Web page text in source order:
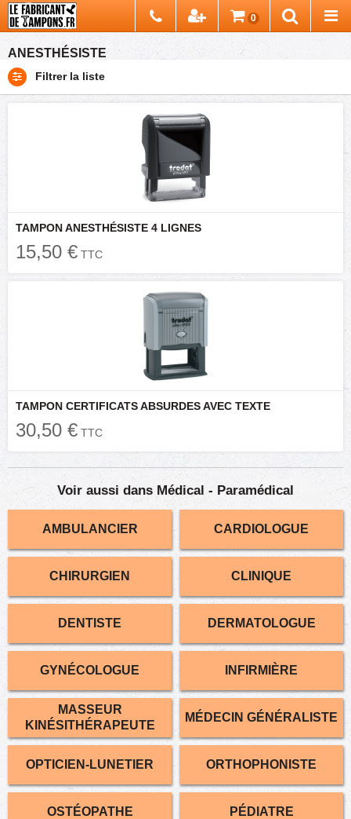
ANESTHÉSISTE
Filtrer la liste
TAMPON ANESTHÉSISTE 4 LIGNES
15,50 € TTC
TAMPON CERTIFICATS ABSURDES AVEC TEXTE
30,50 € TTC
Voir aussi dans Médical - Paramédical
AMBULANCIER CARDIOLOGUE
CHIRURGIEN CLINIQUE
DENTISTE DERMATOLOGUE
GYNÉCOLOGUE INFIRMIÈRE
MASSEUR
KINÉSITHÉRAPEUTE
MÉDECIN GÉNÉRALISTE
OPTICIEN-LUNETIER ORTHOPHONISTE
OSTÉOPATHE PÉDIATRE
0
Chercher